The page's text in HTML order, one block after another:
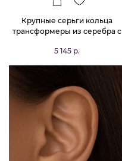
Крупные серьги кольца
трансформеры из серебра с
MIESTILO
5 145 р.